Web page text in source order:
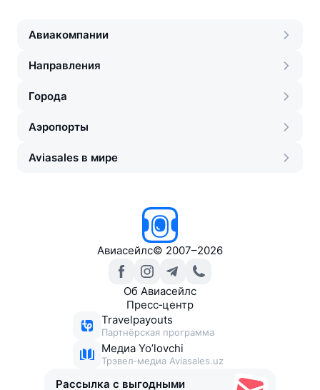
Авиакомпании
Направления
Города
Аэропорты
Aviasales в мире
Авиасейлс© 2007–2026
Об Авиасейлс
Пресс‑центр
Travelpayouts
Партнёрская программа
Медиа Yo’lovchi
Трэвел‑медиа Aviasales.uz
Рассылка с выгодными